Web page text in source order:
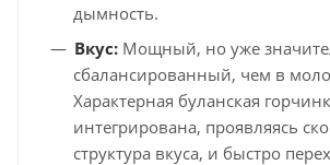
дымность.
Вкус: Мощный, но уже
сбалансированный, чем в
Характерная буланская
интегрирована, проявляясь
структура вкуса, и быстро